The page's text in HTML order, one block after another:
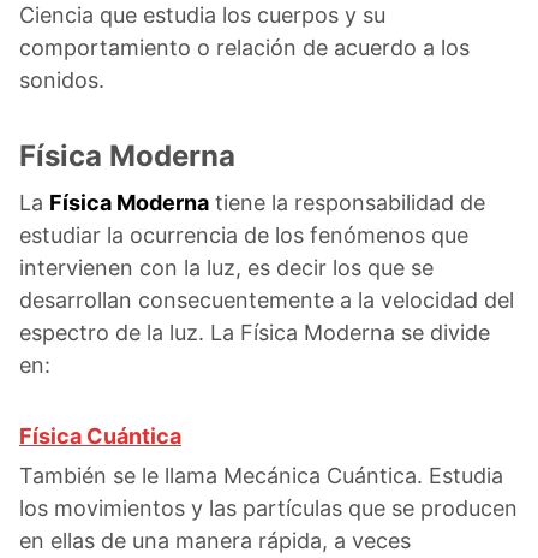
Ciencia que estudia los cuerpos y su
comportamiento o relación de acuerdo a los
sonidos.
Física Moderna
La Física Moderna tiene la responsabilidad de
estudiar la ocurrencia de los fenómenos que
intervienen con la luz, es decir los que se
desarrollan consecuentemente a la velocidad del
espectro de la luz. La Física Moderna se divide
en:
Física Cuántica
También se le llama Mecánica Cuántica. Estudia
los movimientos y las partículas que se producen
en ellas de una manera rápida, a veces